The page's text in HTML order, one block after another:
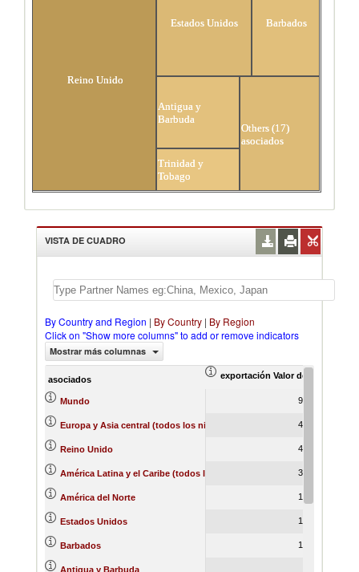
Reino Unido
Estados Unidos Barbados
Antigua y
Barbuda
Trinidad y
Tobago
Others (17)
asociados
VISTA DE CUADRO
By Country and Region | By Country | By Region
Click on "Show more columns" to add or remove indicators
Mostrar más columnas
asociados exportación Valor del comercio
Mundo 9,412.91
Europa y Asia central (todos los niveles de ingreso) 4,067.12
Reino Unido 4,051.28
América Latina y el Caribe (todos los niveles de ingreso) 3,737.80
América del Norte 1,600.25
Estados Unidos 1,526.02
Barbados 1,084.72
Antigua y Barbuda